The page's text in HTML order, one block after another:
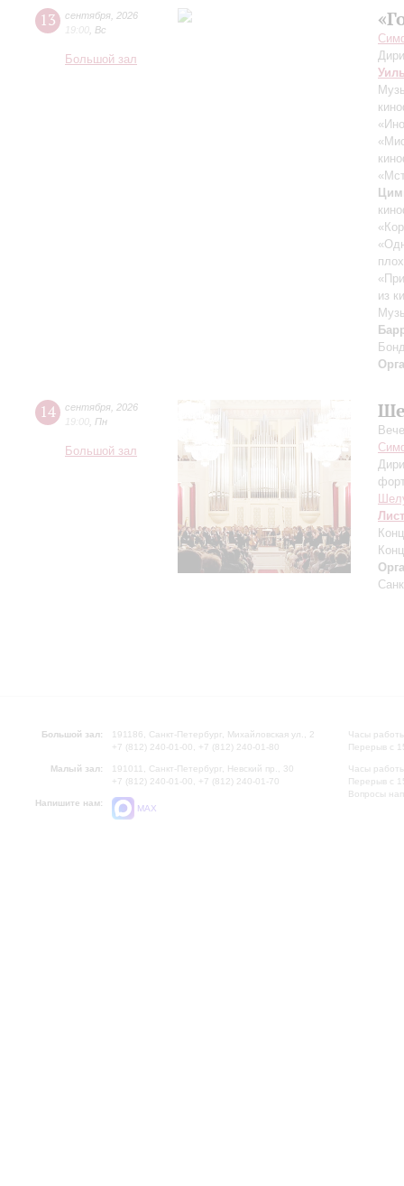
13 сентября 2026
19:00 Вс
Большой зал
из
14 сентября 2026
19:00 Пн
Большой зал
Лист
Большой зал:
191186, Санкт-Петербург, Михайловская ул., 2
+7 (812) 240-01-00, +7 (812) 240-01-80
Малый зал:
191011, Санкт-Петербург, Невский пр., 30
+7 (812) 240-01-00, +7 (812) 240-01-70
Напишите нам:
MAX
Часы
Перерыв с
Часы
Перерыв с
Вопросы